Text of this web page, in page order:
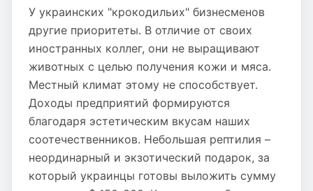
У украинских "крокодильих" бизнесменов
другие приоритеты. В отличие от своих
иностранных коллег, они не выращивают
животных с целью получения кожи и мяса.
Местный климат этому не способствует.
Доходы предприятий формируются
благодаря эстетическим вкусам наших
соотечественников. Небольшая рептилия –
неординарный и экзотический подарок, за
который украинцы готовы выложить сумму